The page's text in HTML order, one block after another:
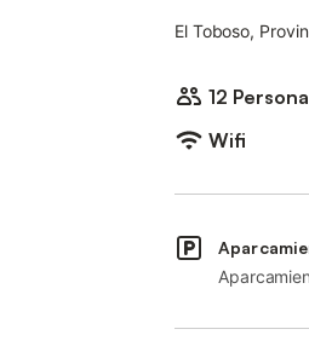
El Toboso,
12
Wifi